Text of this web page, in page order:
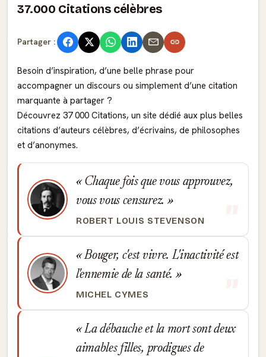
37.000 Citations célèbres
Partager :
Besoin d’inspiration, d’une belle phrase pour
accompagner un discours ou simplement d’une citation
marquante à partager ?
Découvrez 37 000 Citations, un site dédié aux plus belles
citations d’auteurs célèbres, d’écrivains, de philosophes
et d’anonymes.
Chaque fois que vous approuvez,
vous vous censurez.
ROBERT LOUIS STEVENSON
Bouger, c'est vivre. L'inactivité est
l'ennemie de la santé.
MICHEL CYMES
La débauche et la mort sont deux
aimables filles, prodigues de